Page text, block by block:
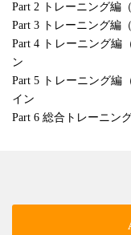
Part 2 トレーニング編
Part 3 トレーニング編
Part 4 トレーニング編
ン
Part 5 トレーニング編
イン
Part 6 総合トレーニン